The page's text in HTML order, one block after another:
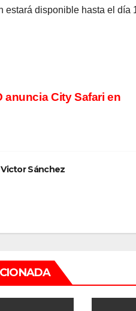
estará disponible hasta el día
anuncia City Safari en
Victor Sánchez